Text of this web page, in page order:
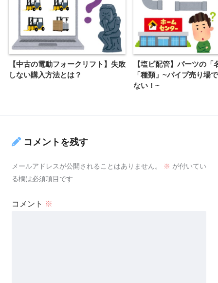
【中古の電動フォークリフト】失敗
しない購入方法とは？
【塩ビ配管】パーツの「
「種類」~パイプ売り場
ない！~
コメントを残す
メールアドレスが公開されることはありません。 ※ が付いてい
る欄は必須項目です
コメント ※